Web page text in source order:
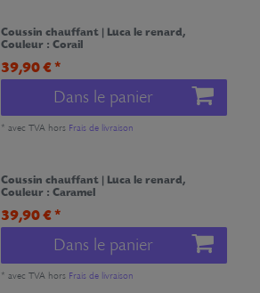
Coussin chauffant | Luca le renard,
Couleur : Corail
39,90 € *
Dans le panier
*avec TVA hors Frais de livraison
Coussin chauffant | Luca le renard,
Couleur : Caramel
39,90 € *
Dans le panier
*avec TVA hors Frais de livraison